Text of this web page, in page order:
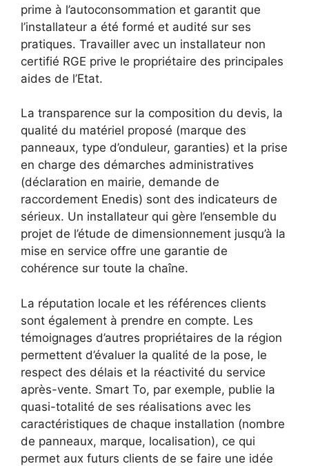
prime à l’autoconsommation et garantit que
l’installateur a été formé et audité sur ses
pratiques. Travailler avec un installateur non
certifié RGE prive le propriétaire des principales
aides de l’Etat.
La transparence sur la composition du devis, la
qualité du matériel proposé (marque des
panneaux, type d’onduleur, garanties) et la prise
en charge des démarches administratives
(déclaration en mairie, demande de
raccordement Enedis) sont des indicateurs de
sérieux. Un installateur qui gère l’ensemble du
projet de l’étude de dimensionnement jusqu’à la
mise en service offre une garantie de
cohérence sur toute la chaîne.
La réputation locale et les références clients
sont également à prendre en compte. Les
témoignages d’autres propriétaires de la région
permettent d’évaluer la qualité de la pose, le
respect des délais et la réactivité du service
après-vente. Smart To, par exemple, publie la
quasi-totalité de ses réalisations avec les
caractéristiques de chaque installation (nombre
de panneaux, marque, localisation), ce qui
permet aux futurs clients de se faire une idée